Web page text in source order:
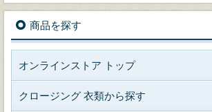
商品を探す
オンラインストア トップ
クロージング 衣類から探す